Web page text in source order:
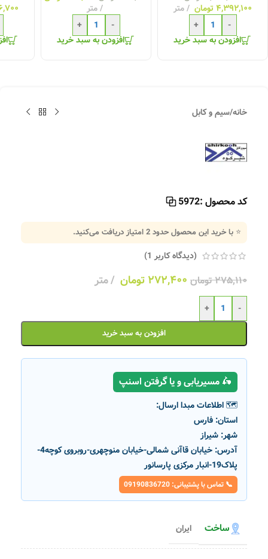
۴,۳۹۲,۱۰۰ تومان
متر
-
+
افزودن به سبد خرید
متر
-
+
افزودن به سبد خرید
خانه/سیم و کابل
کد محصول :5972
⭐ با خرید این محصول حدود2امتیاز دریافت می‌کنید.
(دیدگاه کاربر 1
)
۲۷۵,۱۱۰تومان ۲۷۲,۴۰۰ تومان متر
-
+
افزودن به سبد خرید
🛵 مسیریابی و یا گرفتن اسنپ
🗺️ اطلاعات مبدا ارسال:
استان: فارس
شهر: شیراز
آدرس:
خیابان قاآنی شمالی-خیابان منوچهری-روبروی کوچه4-
پلاک19-انبار مرکزی پارسانور
📞 تماس با پشتیبانی: 09190836720
ساخت ایران